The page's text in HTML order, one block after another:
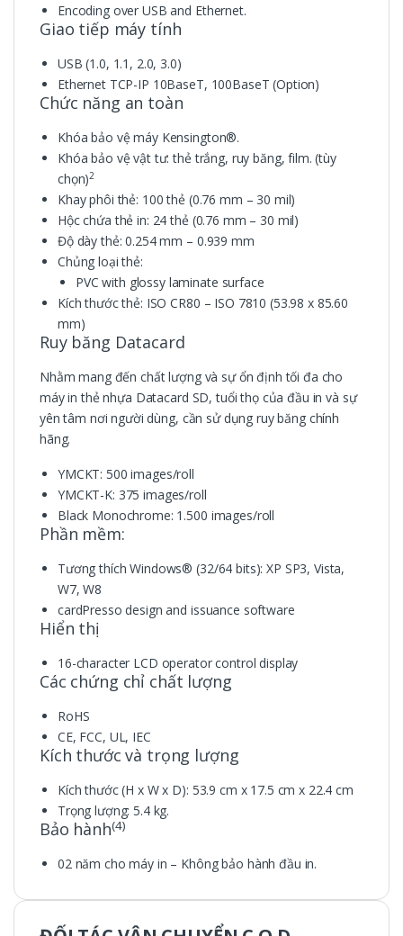
Encoding over USB and Ethernet.
Giao tiếp máy tính
USB (1.0, 1.1, 2.0, 3.0)
Ethernet TCP-IP 10BaseT, 100BaseT (Option)
Chức năng an toàn
Khóa bảo vệ máy Kensington®.
Khóa bảo vệ vật tư: thẻ trắng, ruy băng, film. (tùy
chọn)2
Khay phôi thẻ: 100 thẻ (0.76 mm – 30 mil)
Hộc chứa thẻ in: 24 thẻ (0.76 mm – 30 mil)
Độ dày thẻ: 0.254 mm – 0.939 mm
Chủng loại thẻ:
PVC with glossy laminate surface
Kích thước thẻ: ISO CR80 – ISO 7810 (53.98 x 85.60
mm)
Ruy băng Datacard
Nhằm mang đến chất lượng và sự ổn định tối đa cho
máy in thẻ nhựa Datacard SD, tuổi thọ của đầu in và sự
yên tâm nơi người dùng, cần sử dụng ruy băng chính
hãng.
YMCKT: 500 images/roll
YMCKT-K: 375 images/roll
Black Monochrome: 1.500 images/roll
Phần mềm:
Tương thích Windows® (32/64 bits): XP SP3, Vista,
W7, W8
cardPresso design and issuance software
Hiển thị
16-character LCD operator control display
Các chứng chỉ chất lượng
RoHS
CE, FCC, UL, IEC
Kích thước và trọng lượng
Kích thước (H x W x D): 53.9 cm x 17.5 cm x 22.4 cm
Trọng lượng: 5.4 kg.
Bảo hành(4)
02 năm cho máy in – Không bảo hành đầu in.